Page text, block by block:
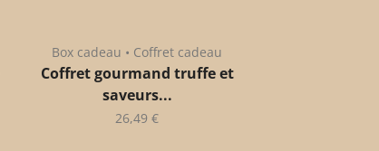
Box cadeau • Coffret cadeau
Coffret gourmand truffe et
saveurs...
26,49 €